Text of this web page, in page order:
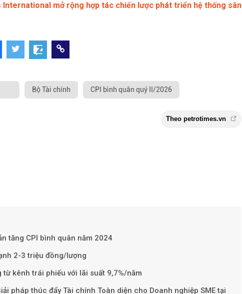
mở rộng hợp tác chiến lược phát triển hệ thống sân
Bộ Tài chính CPI bình quân quý II/2026
tăng CPI bình quân năm 2024
2-3 triệu đồng/lượng
từ kênh trái phiếu với lãi suất 9,7%/năm
pháp thúc đẩy Tài chính Toàn diện cho Doanh nghiệp SME tại